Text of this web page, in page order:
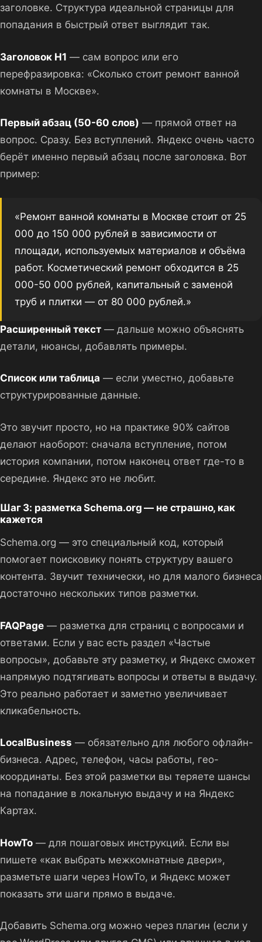
заголовке. Структура идеальной страницы для
попадания в быстрый ответ выглядит так.
Заголовок H1 — сам вопрос или его
перефразировка: «Сколько стоит ремонт ванной
комнаты в Москве».
Первый абзац (50-60 слов) — прямой ответ на
вопрос. Сразу. Без вступлений. Яндекс очень часто
берёт именно первый абзац после заголовка. Вот
пример:
«Ремонт ванной комнаты в Москве стоит от 25
000 до 150 000 рублей в зависимости от
площади, используемых материалов и объёма
работ. Косметический ремонт обходится в 25
000-50 000 рублей, капитальный с заменой
труб и плитки — от 80 000 рублей.»
Расширенный текст — дальше можно объяснять
детали, нюансы, добавлять примеры.
Список или таблица — если уместно, добавьте
структурированные данные.
Это звучит просто, но на практике 90% сайтов
делают наоборот: сначала вступление, потом
история компании, потом наконец ответ где-то в
середине. Яндекс это не любит.
Шаг 3: разметка Schema.org — не страшно, как
кажется
Schema.org — это специальный код, который
помогает поисковику понять структуру вашего
контента. Звучит технически, но для малого бизнеса
достаточно нескольких типов разметки.
FAQPage — разметка для страниц с вопросами и
ответами. Если у вас есть раздел «Частые
вопросы», добавьте эту разметку, и Яндекс сможет
напрямую подтягивать вопросы и ответы в выдачу.
Это реально работает и заметно увеличивает
кликабельность.
LocalBusiness — обязательно для любого офлайн-
бизнеса. Адрес, телефон, часы работы, гео-
координаты. Без этой разметки вы теряете шансы
на попадание в локальную выдачу и на Яндекс
Картах.
HowTo — для пошаговых инструкций. Если вы
пишете «как выбрать межкомнатные двери»,
разметьте шаги через HowTo, и Яндекс может
показать эти шаги прямо в выдаче.
Добавить Schema.org можно через плагин (если у